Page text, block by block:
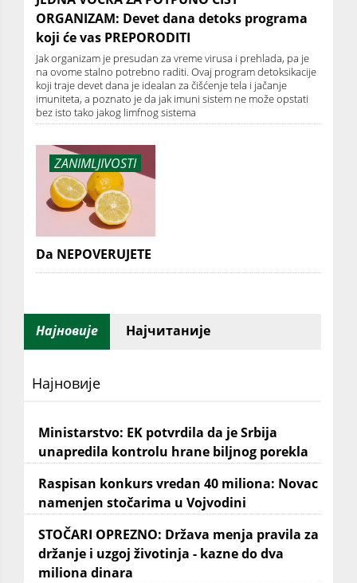
ORGANIZAM: Devet dana detoks programa
koji će vas PREPORODITI
Jak organizam je presudan za vreme virusa i prehlada, pa je
na ovome stalno potrebno raditi. Ovaj program detoksikacije
koji traje devet dana je idealan za čišćenje tela i jačanje
imuniteta, a poznato je da jak imuni sistem ne može opstati
bez isto tako jakog limfnog sistema
ZANIMLJIVOSTI
Da NEPOVERUJETE
Најновије Најчитаније
Најновије
Ministarstvo: EK potvrdila da je Srbija
unapredila kontrolu hrane biljnog porekla
Raspisan konkurs vredan 40 miliona: Novac
namenjen stočarima u Vojvodini
STOČARI OPREZNO: Država menja pravila za
držanje i uzgoj životinja - kazne do dva
miliona dinara